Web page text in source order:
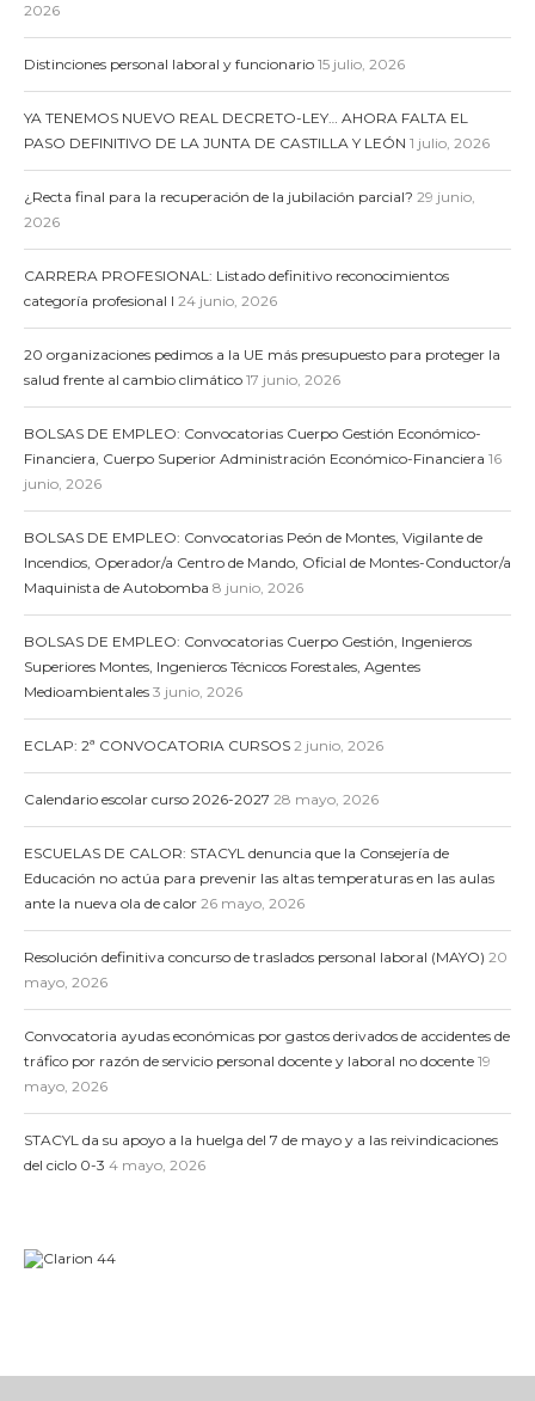
2026
Distinciones personal laboral y funcionario 15 julio, 2026
YA TENEMOS NUEVO REAL DECRETO-LEY… AHORA FALTA EL
PASO DEFINITIVO DE LA JUNTA DE CASTILLA Y LEÓN 1 julio, 2026
¿Recta final para la recuperación de la jubilación parcial? 29 junio,
2026
CARRERA PROFESIONAL: Listado definitivo reconocimientos
categoría profesional I 24 junio, 2026
20 organizaciones pedimos a la UE más presupuesto para proteger la
salud frente al cambio climático 17 junio, 2026
BOLSAS DE EMPLEO: Convocatorias Cuerpo Gestión Económico-
Financiera, Cuerpo Superior Administración Económico-Financiera 16
junio, 2026
BOLSAS DE EMPLEO: Convocatorias Peón de Montes, Vigilante de
Incendios, Operador/a Centro de Mando, Oficial de Montes-Conductor/a
Maquinista de Autobomba 8 junio, 2026
BOLSAS DE EMPLEO: Convocatorias Cuerpo Gestión, Ingenieros
Superiores Montes, Ingenieros Técnicos Forestales, Agentes
Medioambientales 3 junio, 2026
ECLAP: 2ª CONVOCATORIA CURSOS 2 junio, 2026
Calendario escolar curso 2026-2027 28 mayo, 2026
ESCUELAS DE CALOR: STACYL denuncia que la Consejería de
Educación no actúa para prevenir las altas temperaturas en las aulas
ante la nueva ola de calor 26 mayo, 2026
Resolución definitiva concurso de traslados personal laboral (MAYO) 20
mayo, 2026
Convocatoria ayudas económicas por gastos derivados de accidentes de
tráfico por razón de servicio personal docente y laboral no docente 19
mayo, 2026
STACYL da su apoyo a la huelga del 7 de mayo y a las reivindicaciones
del ciclo 0-3 4 mayo, 2026